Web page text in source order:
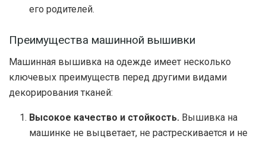
его родителей.
Преимущества машинной вышивки
Машинная вышивка на одежде имеет несколько
ключевых преимуществ перед другими видами
декорирования тканей:
Высокое качество и стойкость. Вышивка на
машинке не выцветает, не растрескивается и не